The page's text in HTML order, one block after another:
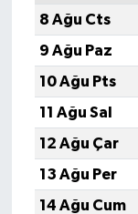
8 Ağu Cts
9 Ağu Paz
10 Ağu Pts
11 Ağu Sal
12 Ağu Çar
13 Ağu Per
14 Ağu Cum